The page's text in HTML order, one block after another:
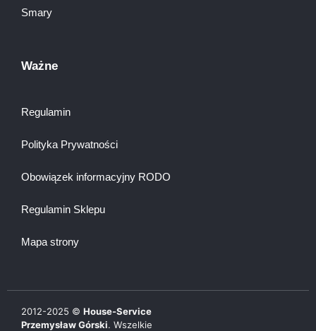
Smary
Ważne
Regulamin
Polityka Prywatności
Obowiązek informacyjny RODO
Regulamin Sklepu
Mapa strony
2012-2025 © House-Service
Przemysław Górski. Wszelkie